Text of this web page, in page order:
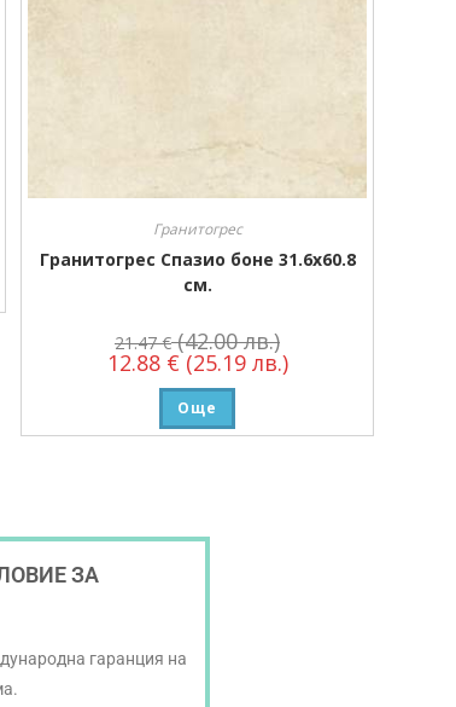
Гранитогрес
Гранитогрес Спазио боне 31.6х60.8
см.
21.47€ (42.00 лв.)
12.88 € (25.19 лв.)
Още
ЗА
гаранция на